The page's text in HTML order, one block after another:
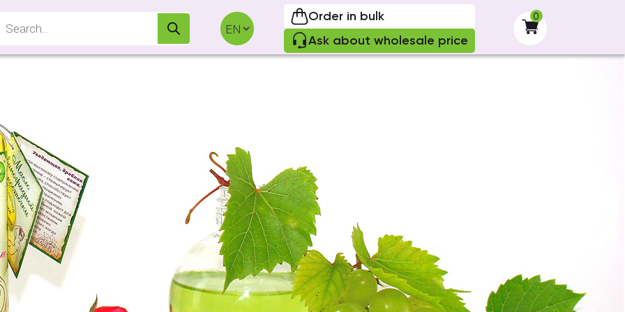
search
Order in bulk
Ask about wholesale price
0
-